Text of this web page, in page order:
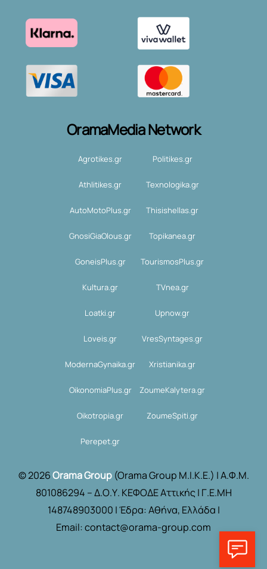
OramaMedia Network
Agrotikes.gr Politikes.gr
Athlitikes.gr Texnologika.gr
AutoMotoPlus.gr Thisishellas.gr
GnosiGiaOlous.gr Topikanea.gr
GoneisPlus.gr TourismosPlus.gr
Kultura.gr TVnea.gr
Loatki.gr Upnow.gr
Loveis.gr VresSyntages.gr
ModernaGynaika.gr Xristianika.gr
OikonomiaPlus.gr ZoumeKalytera.gr
Oikotropia.gr ZoumeSpiti.gr
Perepet.gr
© 2026Orama Group(Orama Group Μ.Ι.Κ.Ε.) | Α.Φ.Μ.
801086294 – Δ.Ο.Υ. ΚΕΦΟΔΕ Αττικής | Γ.Ε.ΜΗ
148748903000 | Έδρα: Αθήνα, Ελλάδα |
Email: contact@orama-group.com